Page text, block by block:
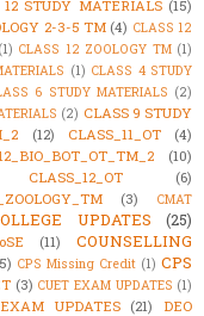
12 STUDY MATERIALS (15)
2-3-5 TM (4) CLASS 12
(1) CLASS 12 ZOOLOGY TM (1)
(1) CLASS 4 STUDY
6 STUDY MATERIALS (2)
(2) CLASS 9 STUDY
(12) CLASS_11_OT
(4)
(10)
CLASS_12_OT
(6)
(3)
CMAT
UPDATES (25)
(11)
COUNSELLING
CPS Missing Credit (1) CPS
(3) CUET EXAM UPDATES (1)
UPDATES (21)
DEO